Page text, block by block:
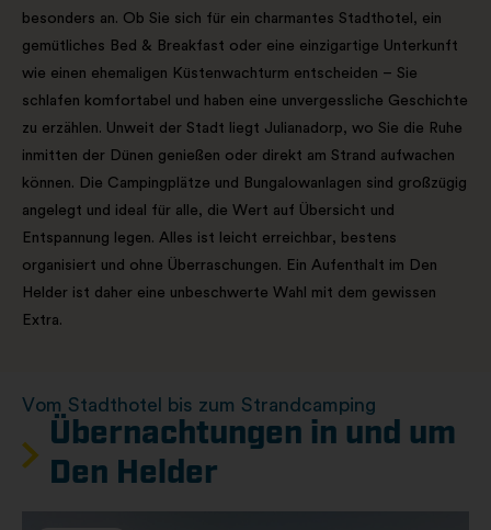
besonders an. Ob Sie sich für ein charmantes Stadthotel, ein
gemütliches Bed & Breakfast oder eine einzigartige Unterkunft
wie einen ehemaligen Küstenwachturm entscheiden – Sie
schlafen komfortabel und haben eine unvergessliche Geschichte
zu erzählen. Unweit der Stadt liegt Julianadorp, wo Sie die Ruhe
inmitten der Dünen genießen oder direkt am Strand aufwachen
können. Die Campingplätze und Bungalowanlagen sind großzügig
angelegt und ideal für alle, die Wert auf Übersicht und
Entspannung legen. Alles ist leicht erreichbar, bestens
organisiert und ohne Überraschungen. Ein Aufenthalt im Den
Helder ist daher eine unbeschwerte Wahl mit dem gewissen
Extra.
Vom Stadthotel bis zum Strandcamping
Übernachtungen in und um
Den Helder